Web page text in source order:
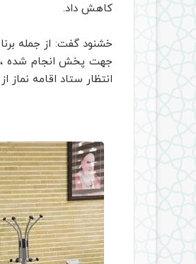
کاهش داد.
خشنود گفت: از جمله
جهت پخش انجام شده ،
انتظار ستاد اقامه